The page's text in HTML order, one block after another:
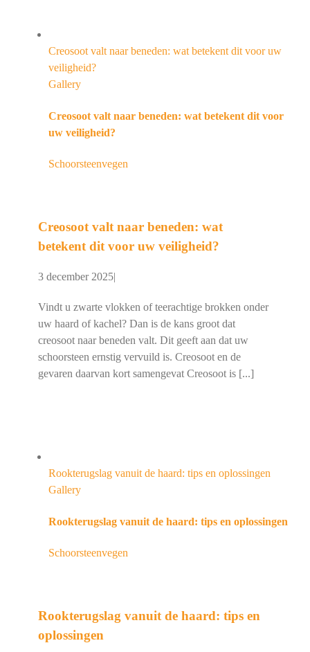
Creosoot valt naar beneden: wat betekent dit voor uw
veiligheid?
Gallery
Creosoot valt naar beneden: wat betekent dit voor
uw veiligheid?
Schoorsteenvegen
Creosoot valt naar beneden: wat
betekent dit voor uw veiligheid?
3 december 2025|
Vindt u zwarte vlokken of teerachtige brokken onder
uw haard of kachel? Dan is de kans groot dat
creosoot naar beneden valt. Dit geeft aan dat uw
schoorsteen ernstig vervuild is. Creosoot en de
gevaren daarvan kort samengevat Creosoot is [...]
Rookterugslag vanuit de haard: tips en oplossingen
Gallery
Rookterugslag vanuit de haard: tips en oplossingen
Schoorsteenvegen
Rookterugslag vanuit de haard: tips en
oplossingen